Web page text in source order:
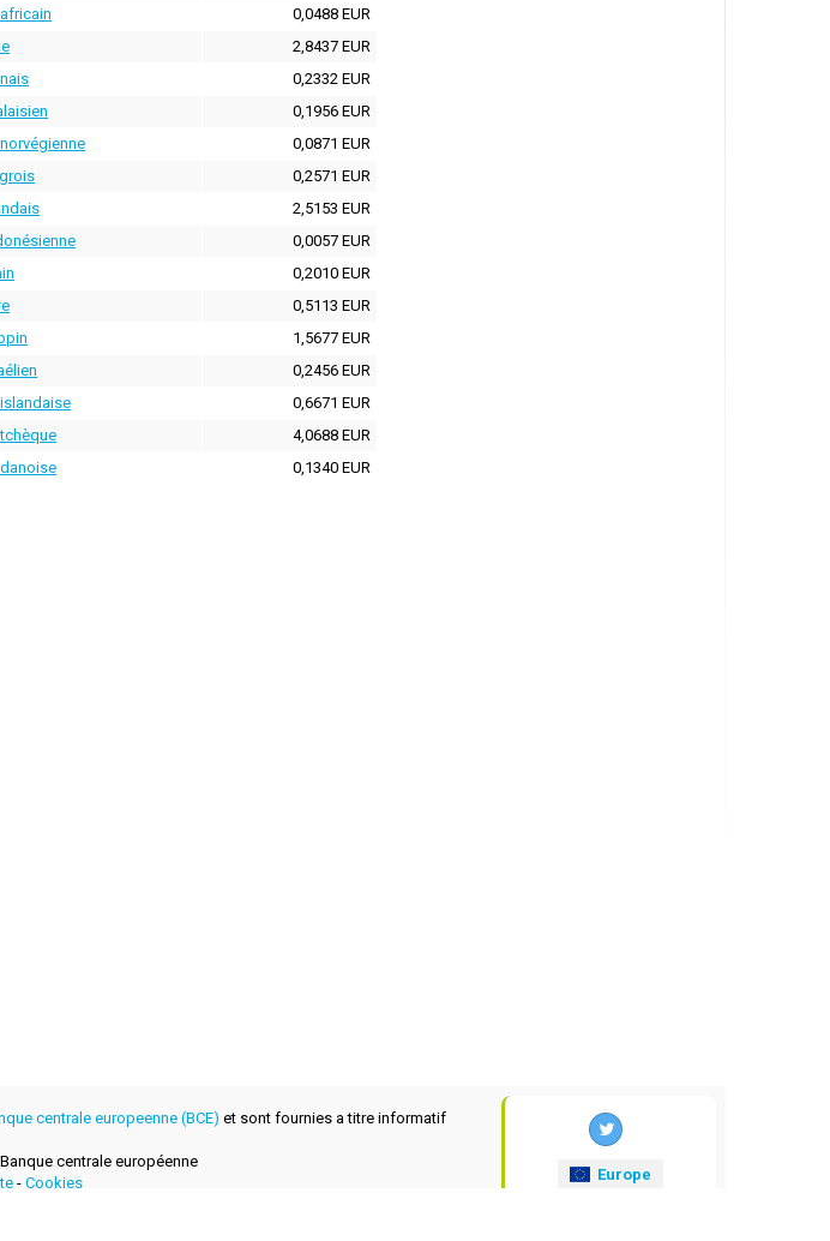
0,0488 EUR
2,8437 EUR
0,2332 EUR
0,1956 EUR
0,0871 EUR
0,2571 EUR
2,5153 EUR
0,0057 EUR
0,2010 EUR
0,5113 EUR
1,5677 EUR
0,2456 EUR
0,6671 EUR
4,0688 EUR
0,1340 EUR
centrale europeenne (BCE) et sont fournies a titre informatif
centrale européenne
- Cookies
Europe